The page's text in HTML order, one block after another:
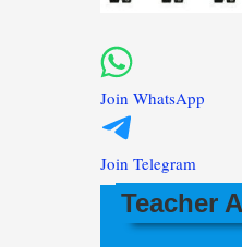
Join WhatsApp
Join Telegram
Teacher